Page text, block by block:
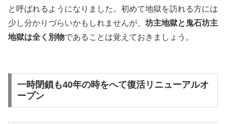
と呼ばれるようになりました。初めて地獄を訪れる方には
少し分かりづらいかもしれませんが、 坊主地獄と鬼石坊主
地獄は全く別物であることは覚えておきましょう。
一時閉鎖も40年の時をへて復活リニューアルオ
ープン